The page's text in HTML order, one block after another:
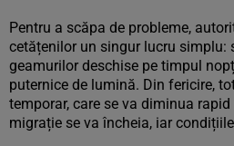
Pentru a scăpa de probleme,
cetățenilor un singur lucru simplu:
geamurilor deschise pe timpul
puternice de lumină. Din fericire,
temporar, care se va diminua
migrație se va încheia, iar